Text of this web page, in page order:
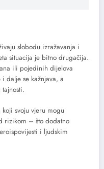
slobodu izražavanja i
situacija je bitno drugačija.
ili pojedinih dijelova
dalje se kažnjava, a
koji svoju vjeru mogu
rizikom – što dodatno
i ljudskim